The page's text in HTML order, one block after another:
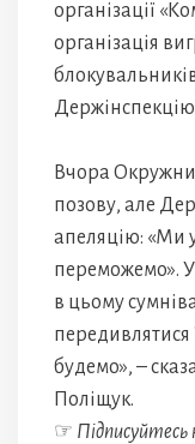
організації
організація
Вчора
позову, але
апеляцію: «Ми
переможемо». У
в цьому
будемо», –
Поліщук.
☞ Підписуйтесь